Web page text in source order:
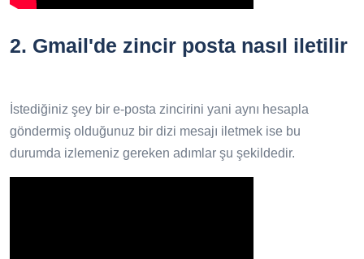
2. Gmail'de zincir posta nasıl iletilir
İstediğiniz şey bir e-posta zincirini yani aynı hesapla
göndermiş olduğunuz bir dizi mesajı iletmek ise bu
durumda izlemeniz gereken adımlar şu şekildedir.